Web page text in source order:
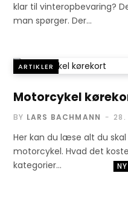
klar til vinteropbevaring?
man spørger. Der…
ARTIKLER
Motorcykel
BY LARS BACHMANN 28.
Her kan du læse alt du
motorcykel. Hvad det
kategorier…